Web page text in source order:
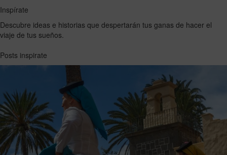
Inspírate
Descubre ideas e historias que despertarán tus ganas de hacer el
viaje de tus sueños.
Posts inspirate